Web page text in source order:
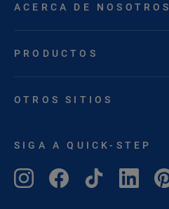
ACERCA DE NOSOTROS
PRODUCTOS
OTROS SITIOS
SIGA A QUICK-STEP